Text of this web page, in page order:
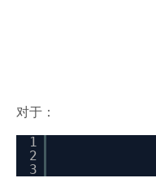
对于：
1
2
3